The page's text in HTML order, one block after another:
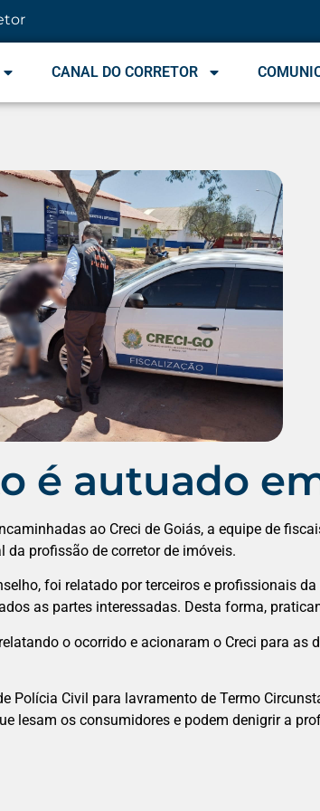
CANAL DO CORRETOR
é autuado
ao Creci de Goiás, a equipe de
profissão de corretor de imóveis.
foi relatado por terceiros e profissionais
as partes interessadas. Desta forma,
o ocorrido e acionaram o Creci para
Civil para lavramento de Termo
lesam os consumidores e podem denigrir a